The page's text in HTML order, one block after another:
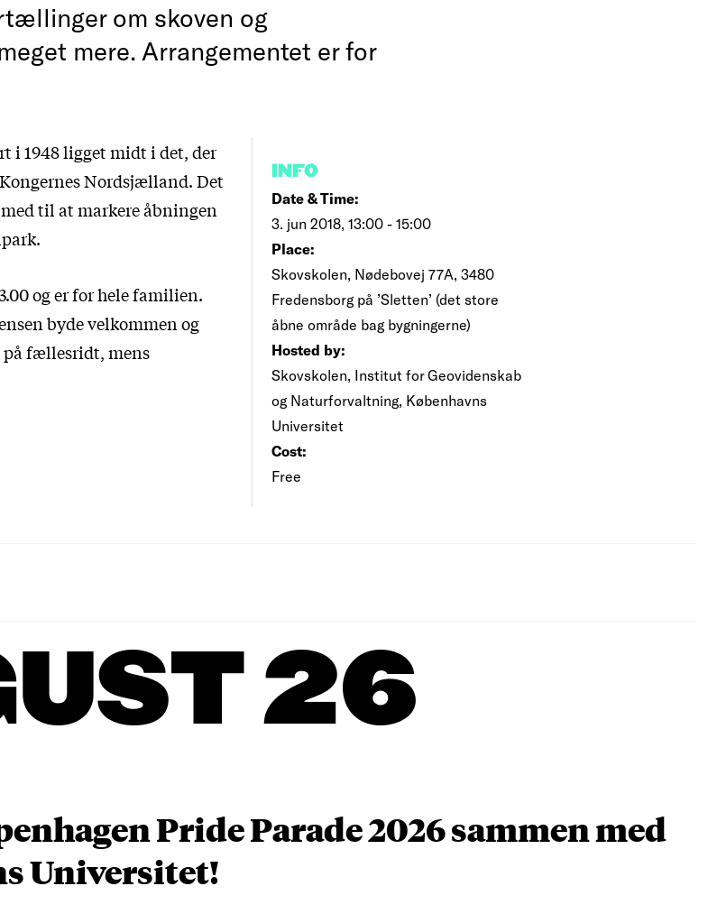
om skoven og
mere. Arrangementet er for
INFO
Date & Time:
3. jun 2018, 13:00 - 15:00
Place:
Skovskolen, Nødebovej 77A, 3480
Fredensborg på ’Sletten’ (det store
åbne område bag bygningerne)
Hosted by:
Skovskolen, Institut for Geovidenskab
og Naturforvaltning, Københavns
Universitet
Cost:
Free
i 1948 ligget midt i det, der
Nordsjælland. Det
til at markere åbningen
og er for hele familien.
byde velkommen og
på fællesridt, mens
26
Pride Parade 2026 sammen med
Universitet!